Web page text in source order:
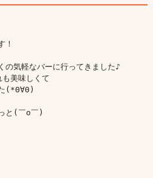
！
の気軽なバーに行ってきました♪
美味しくて
た(*Θ∀Θ)